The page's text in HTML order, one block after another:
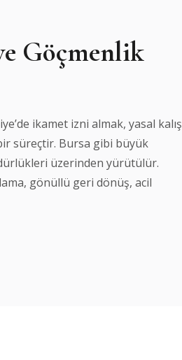
Göçmenlik
ikamet izni almak, yasal kalış
süreçtir. Bursa gibi büyük
üzerinden yürütülür.
gönüllü geri dönüş, acil